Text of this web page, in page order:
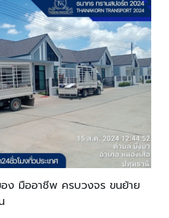
ง มืออาชีพ ครบวงจร ขนย้าย